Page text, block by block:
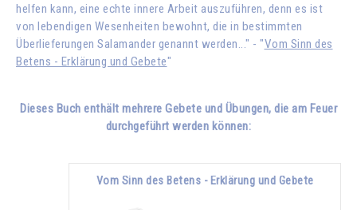
helfen kann, eine echte innere Arbeit auszuführen, denn es ist
von lebendigen Wesenheiten bewohnt, die in bestimmten
Überlieferungen Salamander genannt werden..." - "Vom Sinn des
Betens - Erklärung und Gebete"
Dieses Buch enthält mehrere Gebete und Übungen, die am Feuer
durchgeführt werden können:
Vom Sinn des Betens - Erklärung und Gebete